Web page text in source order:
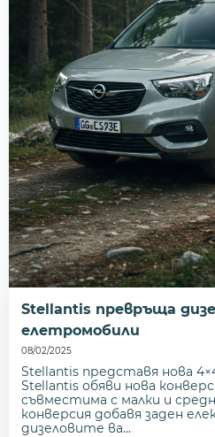
Stellantis превръща
елетромобили
08/02/2025
Stellantis представя нова
Stellantis обяви нова
съвместима с малки и
конверсия добавя заден
дизеловите ва...